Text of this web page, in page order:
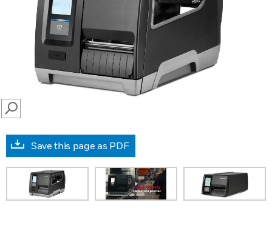
SEARCH
Save this page as PDF